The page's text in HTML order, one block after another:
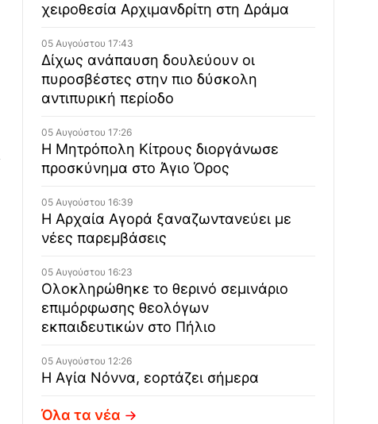
χειροθεσία Αρχιμανδρίτη στη Δράμα
05 Αυγούστου 17:43
Δίχως ανάπαυση δουλεύουν οι
πυροσβέστες στην πιο δύσκολη
αντιπυρική περίοδο
05 Αυγούστου 17:26
Η Μητρόπολη Κίτρους διοργάνωσε
προσκύνημα στο Άγιο Όρος
05 Αυγούστου 16:39
Η Αρχαία Αγορά ξαναζωντανεύει με
νέες παρεμβάσεις
05 Αυγούστου 16:23
Ολοκληρώθηκε το θερινό σεμινάριο
επιμόρφωσης θεολόγων
εκπαιδευτικών στο Πήλιο
05 Αυγούστου 12:26
Η Αγία Νόννα, εορτάζει σήμερα
Όλα τα νέα